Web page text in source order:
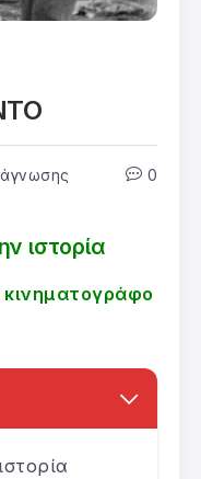
0
ιστορία
κινηματογράφο